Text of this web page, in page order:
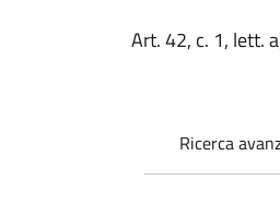
Art. 42, c. 1, lett.
Ricerca